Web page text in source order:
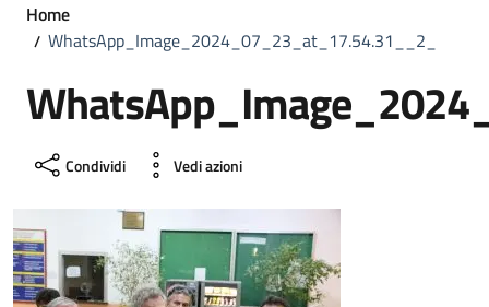
Home
WhatsApp_Image_2024_07_23_at_17.54.31__2_
Condividi Vedi azioni